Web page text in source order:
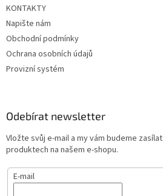
KONTAKTY
Napište nám
Obchodní podmínky
Ochrana osobních údajů
Provizní systém
Odebírat newsletter
Vložte svůj e-mail a my vám budeme
produktech na našem e-shopu.
E-mail